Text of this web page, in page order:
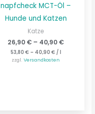
napfcheck MCT-Öl –
Hunde und Katzen
Katze
26,90 € – 40,90 €
53,80 € – 40,90 € /
zzgl.Versandkosten